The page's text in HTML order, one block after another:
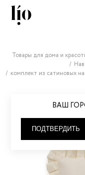
ВАШ
ПОДТВЕРДИТЬ
Товары для дома и
комплект из сатиновых